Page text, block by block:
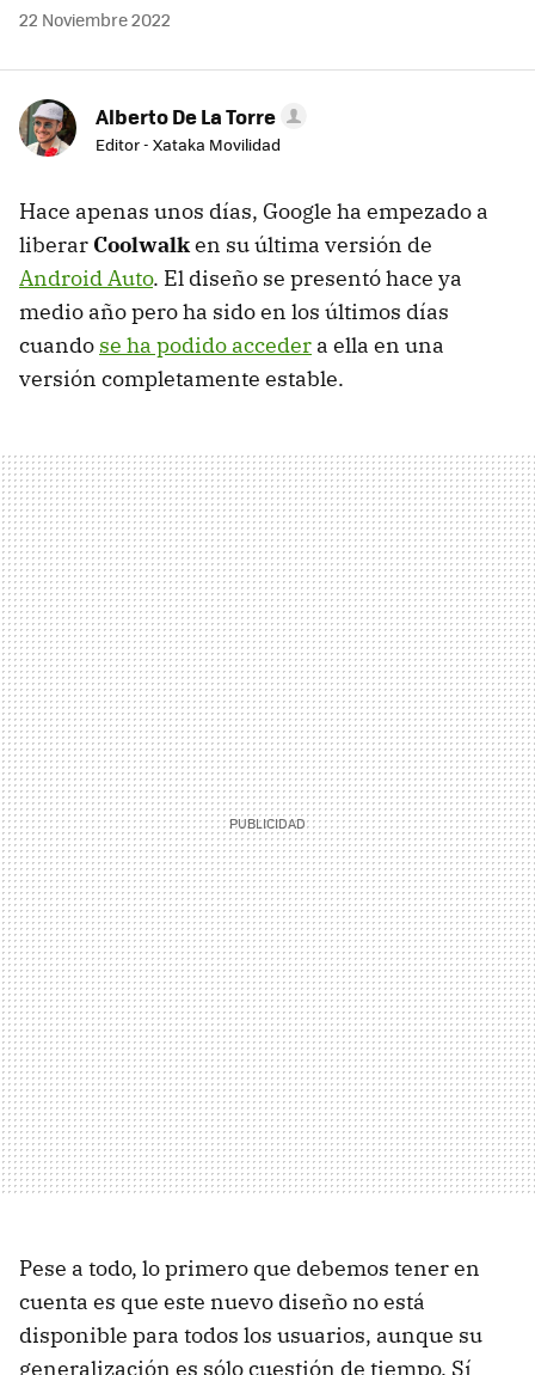
22 Noviembre 2022
Alberto De La Torre
Editor - Xataka Movilidad
Hace apenas unos días, Google ha empezado a
liberar Coolwalken su última versión de
Android Auto. El diseño se presentó hace ya
medio año pero ha sido en los últimos días
cuando se ha podido acceder a ella en una
versión completamente estable.
Pese a todo, lo primero que debemos tener en
cuenta es que este nuevo diseño no está
disponible para todos los usuarios, aunque su
generalización es sólo cuestión de tiempo. Sí